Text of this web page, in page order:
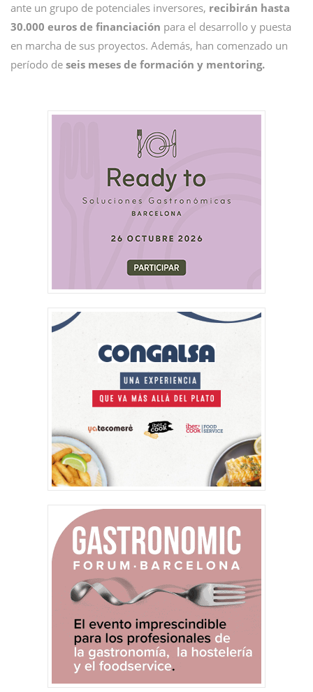
ante un grupo de potenciales inversores, recibirán hasta
30.000 euros de financiación para el desarrollo y puesta
en marcha de sus proyectos. Además, han comenzado un
período de seis meses de formación y mentoring.